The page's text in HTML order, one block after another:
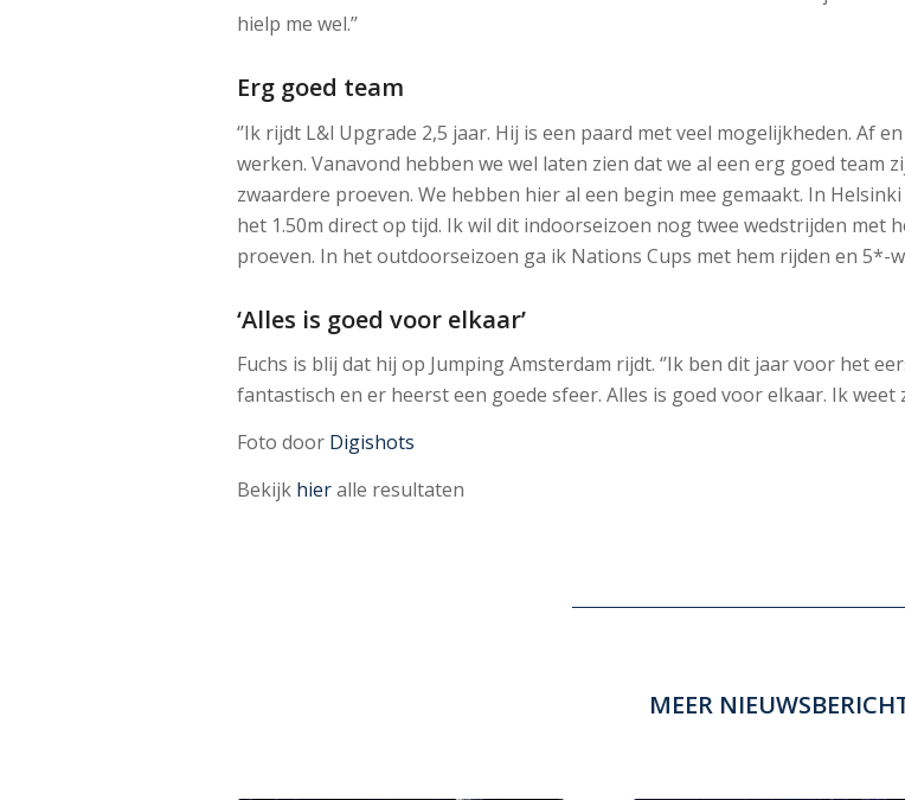
hielp me wel.’’
Erg goed team
‘’Ik rijdt L&l Upgrade 2,5 jaar. Hij is een paard met veel mogelijkheden. Af
werken. Vanavond hebben we wel laten zien dat we al een erg goed team
zwaardere proeven. We hebben hier al een begin mee gemaakt. In
het 1.50m direct op tijd. Ik wil dit indoorseizoen nog twee wedstrijden met
proeven. In het outdoorseizoen ga ik Nations Cups met hem rijden en 5*-
‘Alles is goed voor elkaar’
Fuchs is blij dat hij op Jumping Amsterdam rijdt. ‘’Ik ben dit jaar voor het
fantastisch en er heerst een goede sfeer. Alles is goed voor elkaar. Ik weet
Foto door Digishots
Bekijk hieralle resultaten
MEER